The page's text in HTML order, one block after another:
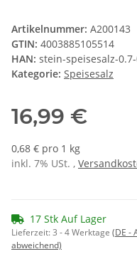
Artikelnummer: A200143
GTIN: 4003885105514
HAN: stein-speisesalz-
Kategorie: Speisesalz
16,99 €
0,68 € pro 1 kg
inkl. 7% USt. ,
17 Stk Auf Lager
Lieferzeit:3 - 4 Werktage (DE -
abweichend)